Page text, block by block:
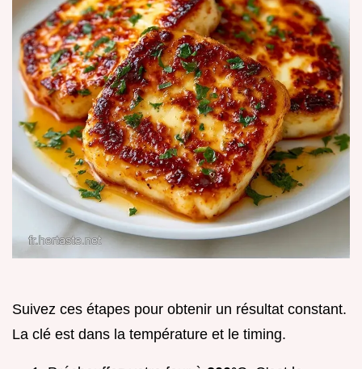
Suivez ces étapes pour obtenir un résultat constant.
La clé est dans la température et le timing.